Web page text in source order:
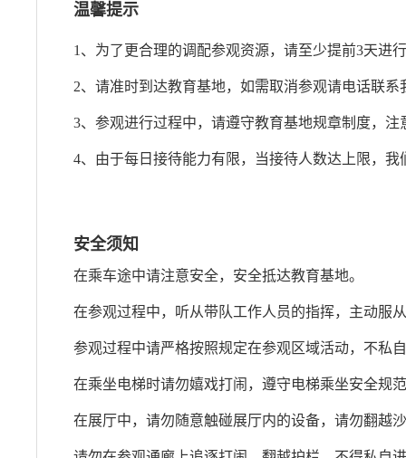
温馨提示
1、为了更合理的调配参观资源，请至少提前3天进
2、请准时到达教育基地，如需取消参观请电话联系
3、参观进行过程中，请遵守教育基地规章制度，注
4、由于每日接待能力有限，当接待人数达上限，
安全须知
在乘车途中请注意安全，安全抵达教育基地。
在参观过程中，听从带队工作人员的指挥，主动服
参观过程中请严格按照规定在参观区域活动，不私
在乘坐电梯时请勿嬉戏打闹，遵守电梯乘坐安全规
在展厅中，请勿随意触碰展厅内的设备，请勿翻越